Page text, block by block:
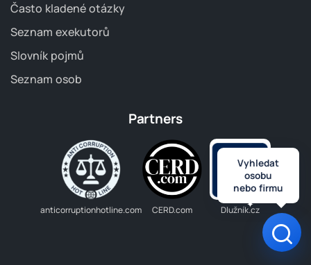
Často kladené otázky
Seznam exekutorů
Slovník pojmů
Seznam osob
Partners
anticorruptionhotline.com CERD.com Dlužník.cz
Vyhledat
osobu
nebo firmu